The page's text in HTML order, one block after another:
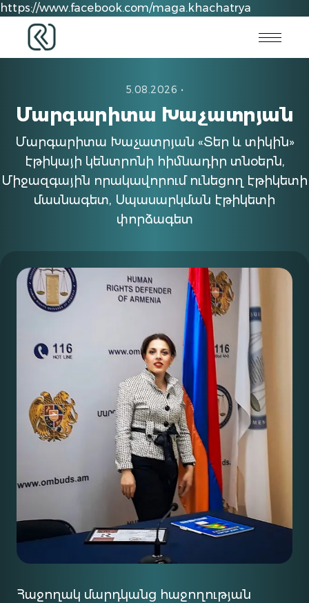
https://www.facebook.com/maga.khachatrya
5.08.2026 •
Մարգարիտա Խաչատրյան
Մարգարիտա Խաչատրյան «Տեր և տիկին»
էթիկայի կենտրոնի հիմնադիր տնօերն,
Միջազգային որակավորում ունեցող էթիկետի
մասնագետ, Սպասարկման էթիկետի
փորձագետ
Հաջողակ մարդկանց հաջողության